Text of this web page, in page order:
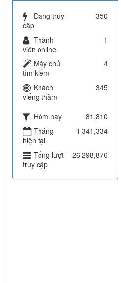
Đang truy
cập
350
Thành
viên online
1
Máy chủ
tìm kiếm
4
Khách
viếng thăm
345
Hôm nay
81,810
Tháng
hiện tại
1,341,334
Tổng lượt
truy cập
26,298,876